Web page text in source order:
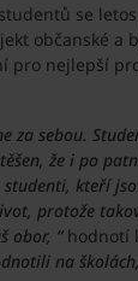
studentů se
občanské a
pro nejlepší
za sebou.
že i po
studenti, kteří
protože
obor, “ hodnotí
na